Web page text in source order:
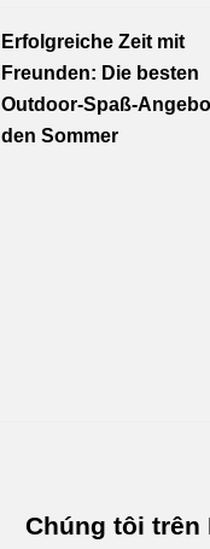
Erfolgreiche Zeit mit
Freunden: Die besten
Outdoor-Spaß-
den Sommer
Chúng tôi trên